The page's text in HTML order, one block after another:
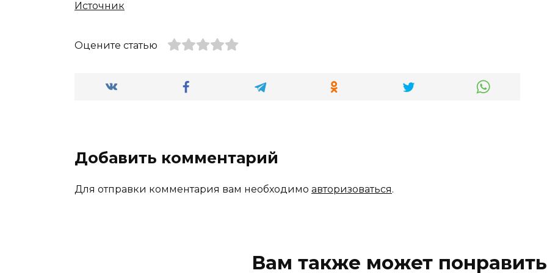
Источник
Оцените статью
Добавить комментарий
Для отправки комментария вам необходимо авторизоваться.
Вам также может